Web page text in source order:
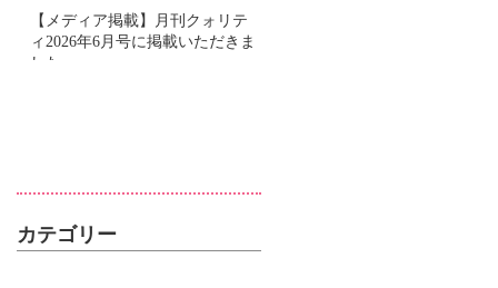
【メディア掲載】月刊クォリテ
ィ2026年6月号に掲載いただきま
した
カテゴリー